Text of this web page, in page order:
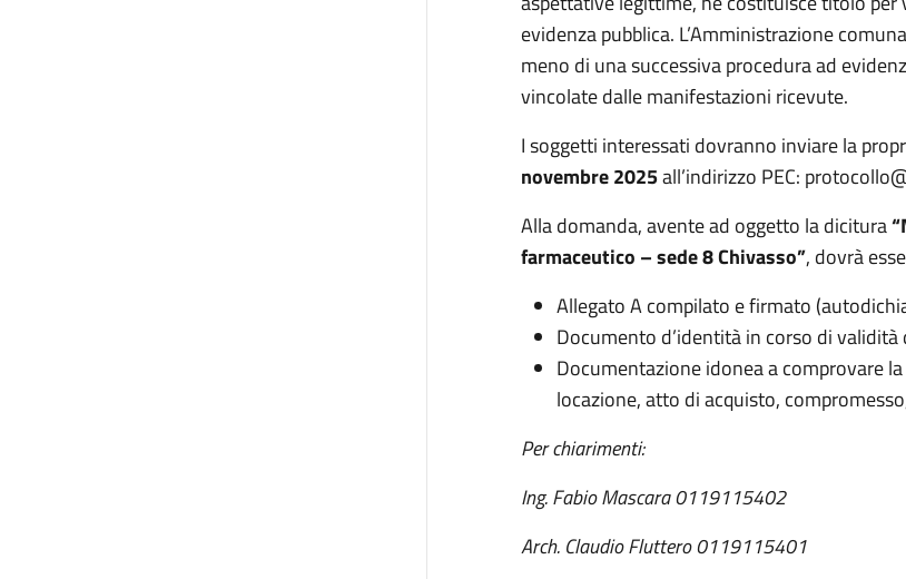
evidenza pubblica. L’Amministrazione
meno di una successiva procedura ad
vincolate dalle manifestazioni ricevute.
I soggetti interessati dovranno inviare la
novembre 2025all’indirizzo PEC:
Alla domanda, avente ad oggetto la dicitura
farmaceutico – sede 8 Chivasso”, dovrà
Allegato A compilato e firmato
Documento d’identità in corso di
Documentazione idonea a comprovare
locazione, atto di acquisto,
Per chiarimenti:
Ing. Fabio Mascara 0119115402
Arch. Claudio Fluttero 0119115401